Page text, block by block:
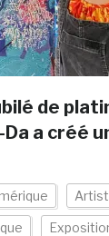
de
a créé